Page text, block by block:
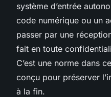
système d’entrée
code numérique ou un
passer par une
fait en toute
C’est une norme dans
conçu pour préserver
à la fin.